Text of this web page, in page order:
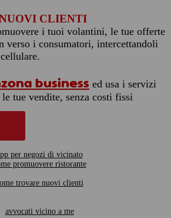
CLIENTI
i tuoi volantini, le tue offerte
verso i consumatori, intercettandoli
business ed usa i servizi
tue vendite, senza costi fissi
per negozi di vicinato
promuovere ristorante
trovare nuovi clienti
avvocati vicino a me